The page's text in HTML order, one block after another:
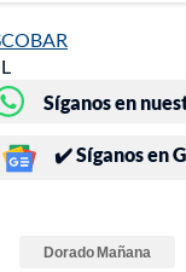
Síganos en
✔️ Síganos en
Dorado Mañana